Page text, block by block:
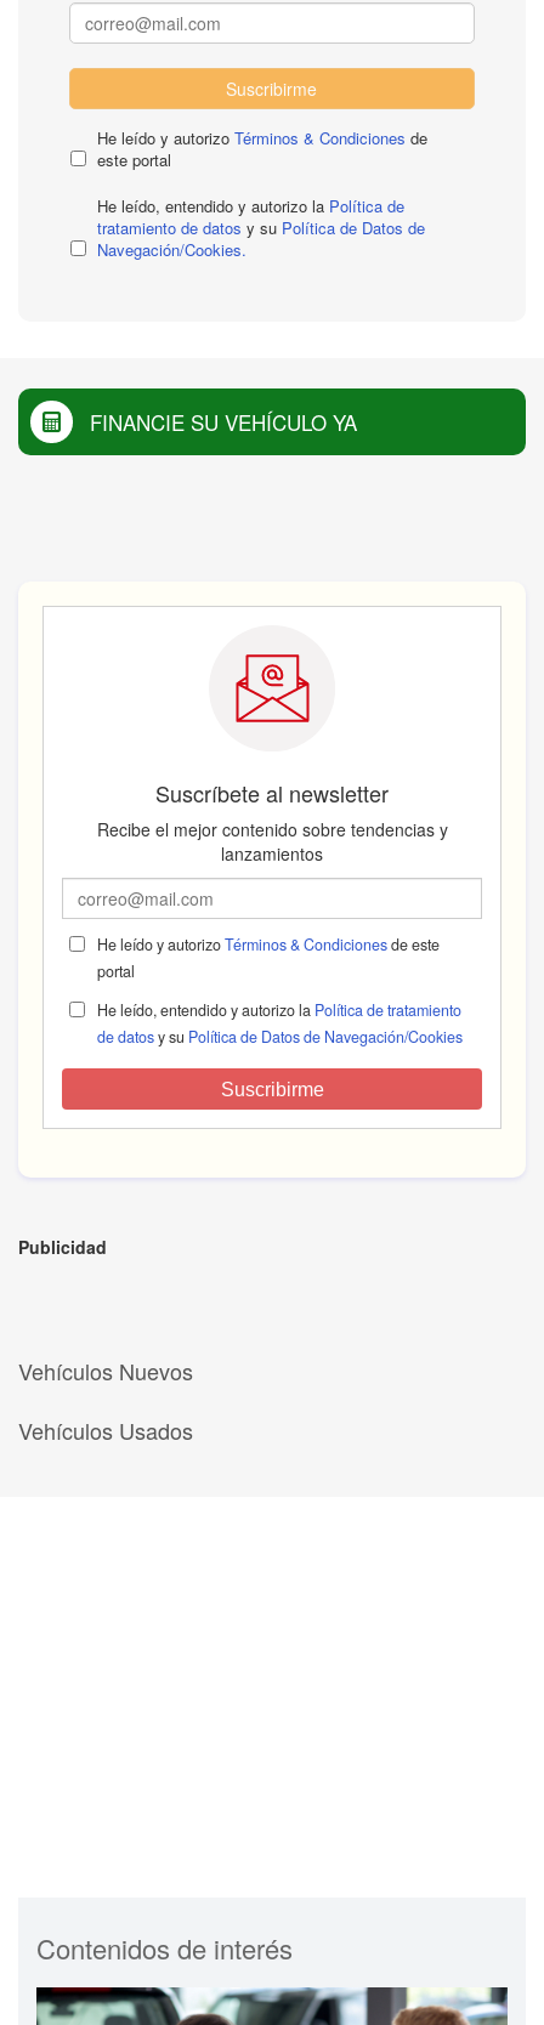
Suscribirme
He leído y autorizo Términos & Condiciones de
este portal
He leído, entendido y autorizo la Política de
tratamiento de datos y su Política de Datos de
Navegación/Cookies.
FINANCIE SU VEHÍCULO YA
Suscríbete al newsletter
Recibe el mejor contenido sobre tendencias y
lanzamientos
He leído y autorizoTérminos & Condicionesde este
portal
He leído, entendido y autorizo la Política de tratamiento
de datosy su Política de Datos de Navegación/Cookies
Suscribirme
Publicidad
Vehículos Nuevos
Vehículos Usados
Contenidos de interés